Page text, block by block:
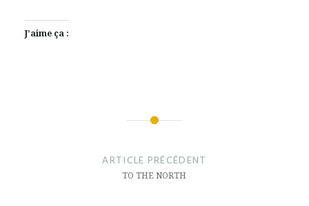
J’aime ça :
ARTICLE PRÉCÉDENT
TO THE NORTH